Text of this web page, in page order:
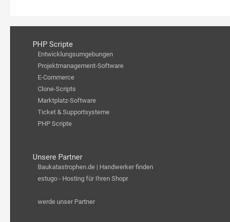
PHP Scripte
Entwicklungsumgebungen
Projektmanagement-Software
E-Commerce
Clone-Scripts
Marktplatz-Software
Ticket & Supportsysteme
PHP Scripte
Unsere Partner
Baukatastrophen.de | Handwerker finden
estugo - Hosting für Ihren Shopr
werde unser Partner